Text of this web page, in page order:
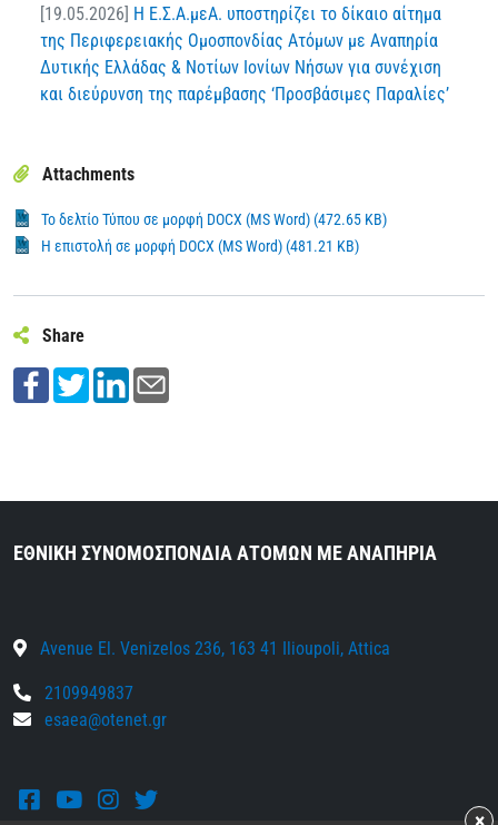
[19.05.2026] Η Ε.Σ.Α.μεΑ. υποστηρίζει το δίκαιο αίτημα
της Περιφερειακής Ομοσπονδίας Ατόμων με Αναπηρία
Δυτικής Ελλάδας & Νοτίων Ιονίων Νήσων για συνέχιση
και διεύρυνση της παρέμβασης ‘Προσβάσιμες Παραλίες’
Attachments
Το δελτίο Τύπου σε μορφή DOCX (MS Word) (472.65 KB)
Η επιστολή σε μορφή DOCX (MS Word) (481.21 KB)
Share
ΕΘΝΙΚΗ ΣΥΝΟΜΟΣΠΟΝΔΙΑ ΑΤΟΜΩΝ ΜΕ ΑΝΑΠΗΡΙΑ
Avenue El. Venizelos 236, 163 41 Ilioupoli, Attica
2109949837
esaea@otenet.gr
FacebookYoutubeInstagram
Twitter